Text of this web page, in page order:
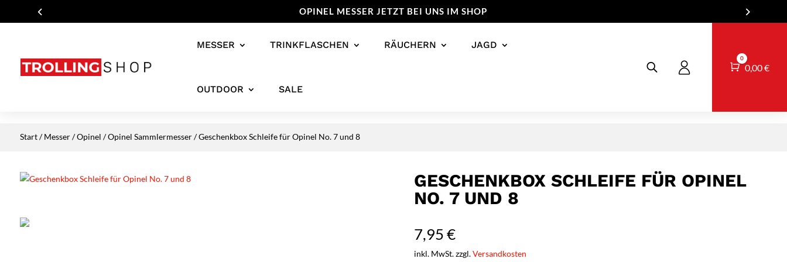
OPINEL MESSER JETZT BEI UNS IM SHOP
MESSER TRINKFLASCHEN RÄUCHERN JAGD
OUTDOOR SALE
Warenkorb
0
0,00€
Start/Messer/Opinel /Opinel Sammlermesser/ Geschenkbox Schleife für Opinel No. 7 und 8
GESCHENKBOX SCHLEIFE FÜR OPINEL
NO. 7 UND 8
7,95€
inkl. MwSt. zzgl.Versandkosten